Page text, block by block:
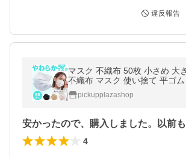
違反報告
マスク 不織布 50枚 小さめ 大
不織布 マスク 使い捨て 平ゴ
マスク 白 ウイルス
pickupplazashop
4